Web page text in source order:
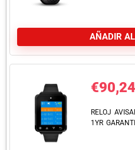
AÑADIR
€90,24
RELOJ
1YR